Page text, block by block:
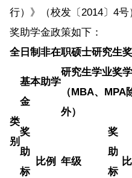
行）》（校发〔2014〕4
奖助学金政策如下：
全日制非在职硕士研究生
类
别
基本助学
金
研究生学业奖
（MBA、MPA
外）
奖
助
标
比例 年级
奖
助
标